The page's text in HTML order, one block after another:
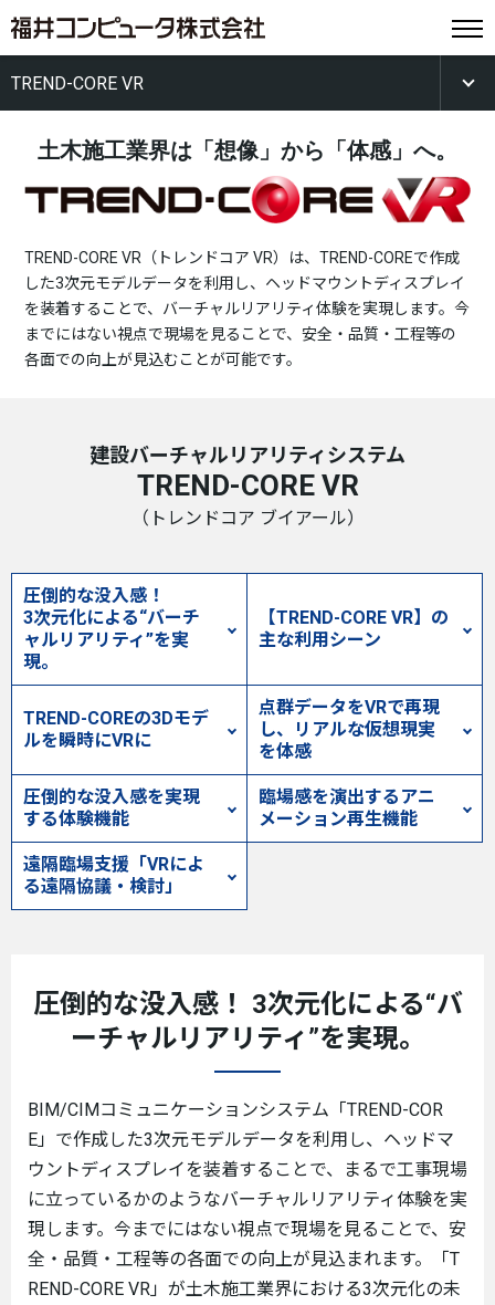
土木施工業界は「想像」から「体感」へ。
TREND-CORE VR（トレンドコア VR）は、TREND-COREで作成
した3次元モデルデータを利用し、ヘッドマウントディスプレイ
を装着することで、バーチャルリアリティ体験を実現します。今
までにはない視点で現場を見ることで、安全・品質・工程等の
各面での向上が見込むことが可能です。
TREND-CORE VR
建設バーチャルリアリティシステム
TREND-CORE VR
（トレンドコア ブイアール）
圧倒的な没入感！
3次元化による“バーチ
ャルリアリティ”を実
現。
【TREND-CORE VR】の
主な利用シーン
TREND-COREの3Dモデ
ルを瞬時にVRに
点群データをVRで再現
し、リアルな仮想現実
を体感
圧倒的な没入感を実現
する体験機能
臨場感を演出するアニ
メーション再生機能
遠隔臨場支援「VRによ
る遠隔協議・検討」
圧倒的な没入感！
3次元化による“バ
ーチャルリアリティ”を実現。
BIM/CIMコミュニケーションシステム「TREND-COR
E」で作成した3次元モデルデータを利用し、ヘッドマ
ウントディスプレイを装着することで、まるで工事現場
に立っているかのようなバーチャルリアリティ体験を実
現します。今までにはない視点で現場を見ることで、安
全・品質・工程等の各面での向上が見込まれます。「T
REND-CORE VR」が土木施工業界における3次元化の未